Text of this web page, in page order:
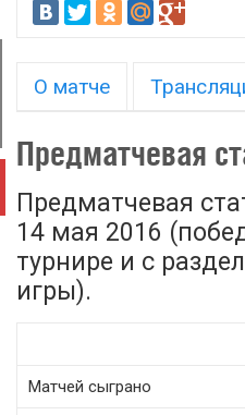
О матче
Предматчевая
Предматчевая
14 мая 2016
турнире и с
игры).
Матчей сыграно